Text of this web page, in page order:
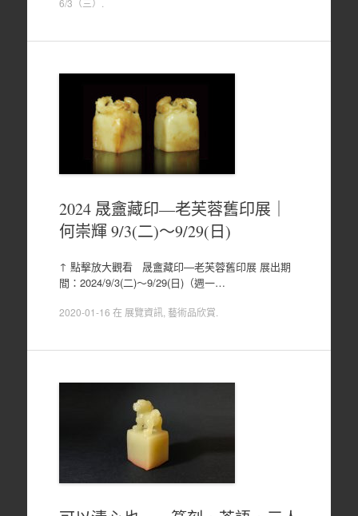
6/3（三）
2024 晟盦藏印—老芙蓉舊印展｜
何崇輝 9/3(二)～9/29(日)
↑ 點擊放大觀看 晟盦藏印—老芙蓉舊印展 展出期
間：2024/9/3(二)～9/29(日)（週一…
2020-01-16 在 展覽資訊 藝術品欣賞